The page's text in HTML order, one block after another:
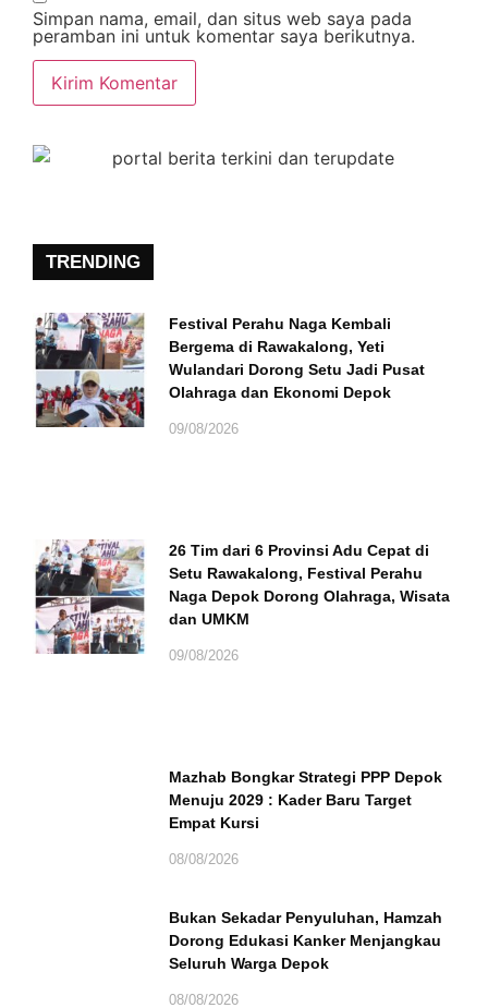
Simpan nama, email, dan situs web saya pada
peramban ini untuk komentar saya berikutnya.
TRENDING
Festival Perahu Naga Kembali
Bergema di Rawakalong, Yeti
Wulandari Dorong Setu Jadi Pusat
Olahraga dan Ekonomi Depok
09/08/2026
26 Tim dari 6 Provinsi Adu Cepat di
Setu Rawakalong, Festival Perahu
Naga Depok Dorong Olahraga, Wisata
dan UMKM
09/08/2026
Mazhab Bongkar Strategi PPP Depok
Menuju 2029 : Kader Baru Target
Empat Kursi
08/08/2026
Bukan Sekadar Penyuluhan, Hamzah
Dorong Edukasi Kanker Menjangkau
Seluruh Warga Depok
08/08/2026